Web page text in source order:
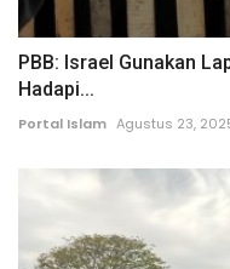
PBB: Israel Gunakan
Hadapi...
Portal Islam Agustus 23,